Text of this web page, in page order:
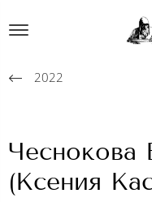
2022
Чеснокова
(Ксения